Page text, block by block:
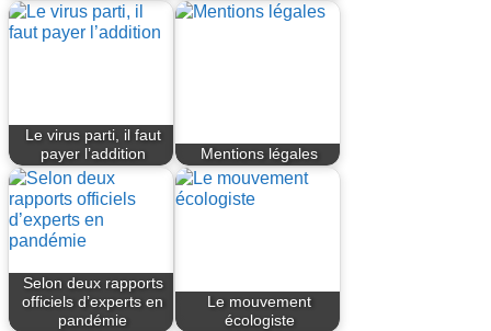
Le virus parti, il faut
payer l’addition
Mentions légales
Selon deux rapports
officiels d’experts en
pandémie
Le mouvement
écologiste